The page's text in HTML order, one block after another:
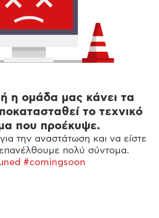
η ομάδα μας κάνει τα
το τεχνικό
που προέκυψε.
την αναστάτωση και να είστε
επανέλθουμε πολύ σύντομα.
#comingsoon